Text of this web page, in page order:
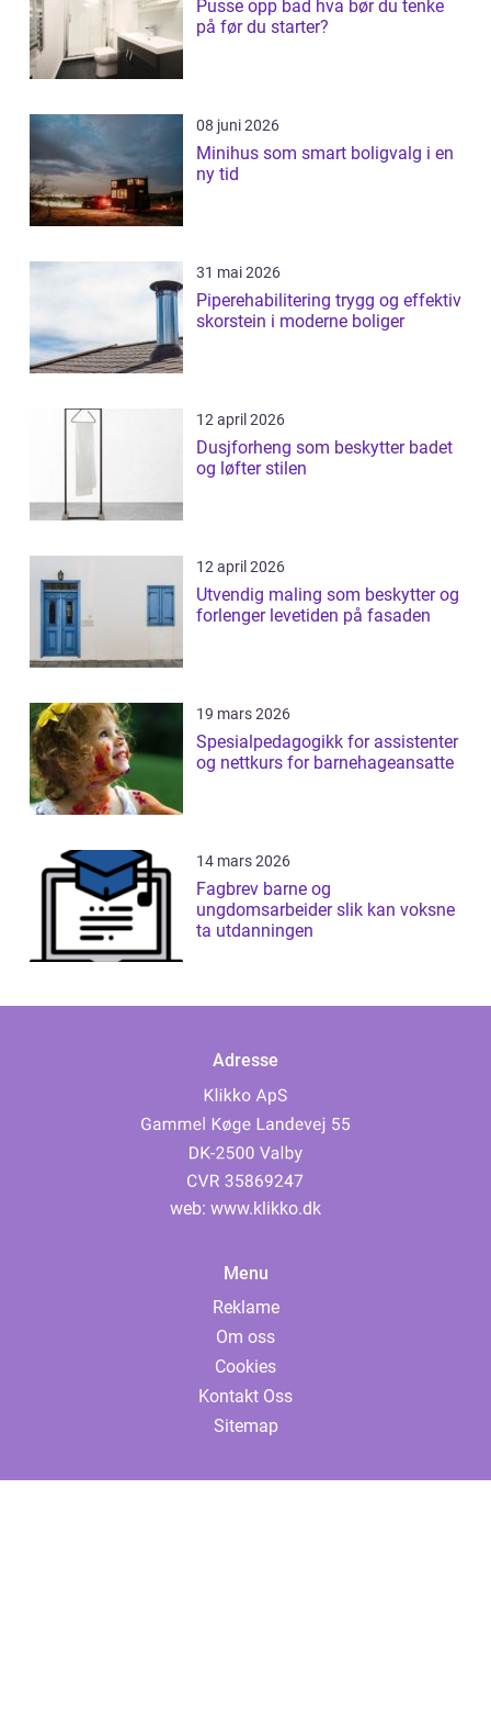
Pusse opp bad hva bør du tenke
på før du starter?
08 juni 2026
Minihus som smart boligvalg i en
ny tid
31 mai 2026
Piperehabilitering trygg og effektiv
skorstein i moderne boliger
12 april 2026
Dusjforheng som beskytter badet
og løfter stilen
12 april 2026
Utvendig maling som beskytter og
forlenger levetiden på fasaden
19 mars 2026
Spesialpedagogikk for assistenter
og nettkurs for barnehageansatte
14 mars 2026
Fagbrev barne og
ungdomsarbeider slik kan voksne
ta utdanningen
Adresse
web: www.klikko.dk
Menu
Reklame
Om oss
Cookies
Kontakt Oss
Sitemap